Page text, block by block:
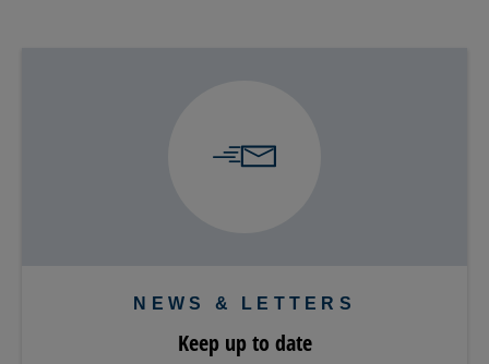
NEWS & LETTERS
Keep up to date